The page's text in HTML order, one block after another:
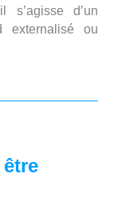
s’agisse d’un
externalisé ou